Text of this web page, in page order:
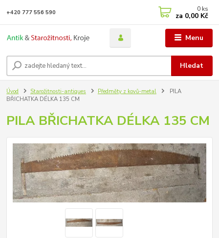
Menu
Hledat
+420 777 556 590 0 ks
za 0,00 Kč
Úvod Starožitnosti-antiques Předměty z kovů-metal
PILA
BŘICHATKA DÉLKA 135 CM
PILA BŘICHATKA DÉLKA 135 CM